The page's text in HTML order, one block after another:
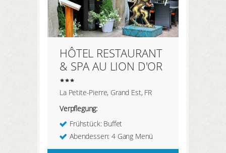
HÔTEL RESTAURANT
& SPA AU LION D'OR
La Petite-Pierre, Grand Est, FR
Verpflegung:
Frühstück: Buffet
Abendessen: 4 Gang Menü